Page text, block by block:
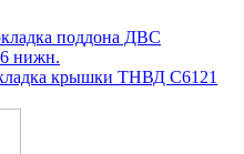
поддона ДВС
нижн.
крышки ТНВД С6121